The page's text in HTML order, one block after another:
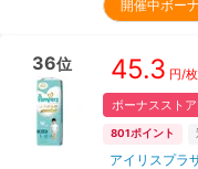
開催中ボー
36位 45.3 円/枚
ボーナススト
801ポイント
アイリスプラ